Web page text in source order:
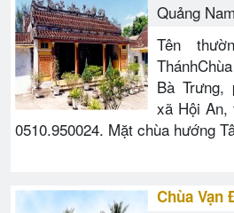
Quảng Nam
Tên
Bà Trưng,
xã Hội An,
0510.950024. Mặt chùa hướng
Chùa Vạn